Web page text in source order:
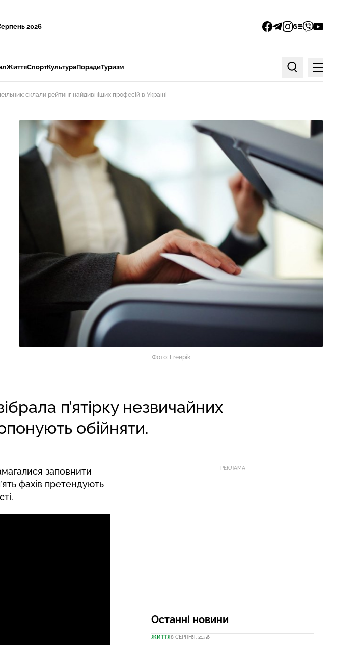
2026
facebook
telegram
instagram
google_news
viberyoutube
ЖиттяСпортКультураПорадиТуризм
Пошук по статтях
Меню
склали рейтинг найдивніших професій в Україні
Фото: Freepik
п’ятірку незвичайних
обійняти.
заповнити
фахів претендують
РЕКЛАМА
Останні новини
ЖИТТЯ8 СЕРПНЯ, 21:56